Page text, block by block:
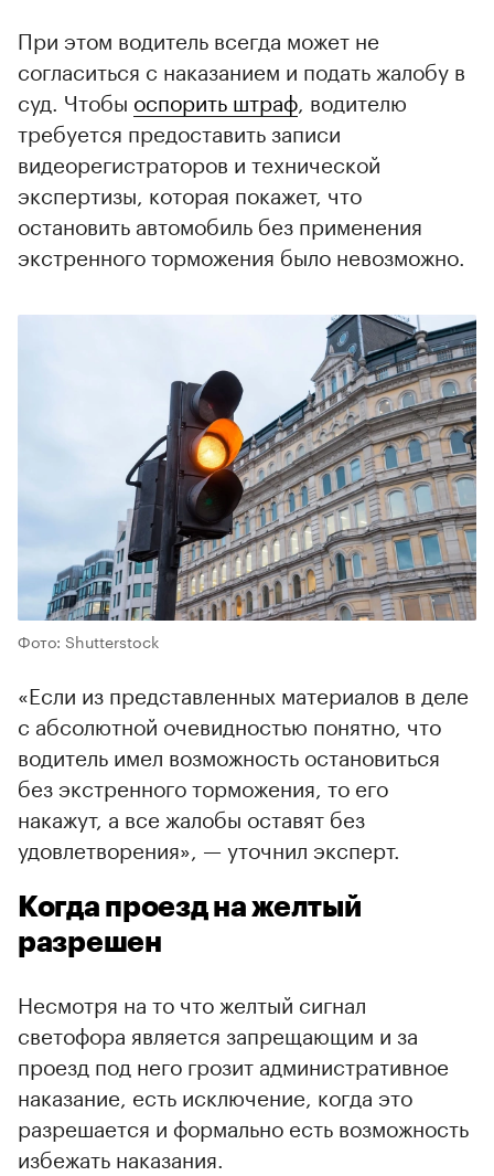
При этом водитель всегда может не
согласиться с наказанием и подать жалобу в
суд. Чтобы оспорить штраф, водителю
требуется предоставить записи
видеорегистраторов и технической
экспертизы, которая покажет, что
остановить автомобиль без применения
экстренного торможения было невозможно.
Фото: Shutterstock
«Если из представленных материалов в деле
с абсолютной очевидностью понятно, что
водитель имел возможность остановиться
без экстренного торможения, то его
накажут, а все жалобы оставят без
удовлетворения», — уточнил эксперт.
Когда проезд на желтый
разрешен
Несмотря на то что желтый сигнал
светофора является запрещающим и за
проезд под него грозит административное
наказание, есть исключение, когда это
разрешается и формально есть возможность
избежать наказания.